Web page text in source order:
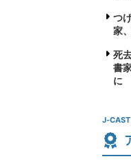
つ
家
死
書
に
J-CAST